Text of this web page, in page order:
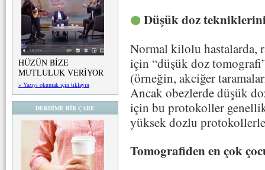
HÜZÜN BİZE
MUTLULUK VERİYOR
» Yazıyı okumak için tıklayın
DERDİME BİR ÇARE
Düşük doz
Normal kilolu hastalarda,
için “düşük doz
(örneğin, akciğer
Ancak obezlerde düşük
için bu protokoller
yüksek dozlu
Tomografiden en çok